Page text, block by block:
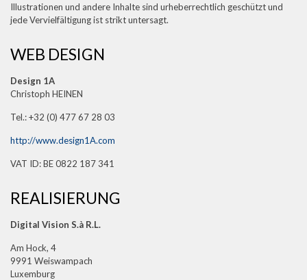
Illustrationen und andere Inhalte sind urheberrechtlich geschützt und
jede Vervielfältigung ist strikt untersagt.
WEB DESIGN
Design 1A
Christoph HEINEN
Tel.: +32 (0) 477 67 28 03
http://www.design1A.com
VAT ID: BE 0822 187 341
REALISIERUNG
Digital Vision S.à R.L.
Am Hock, 4
9991 Weiswampach
Luxemburg